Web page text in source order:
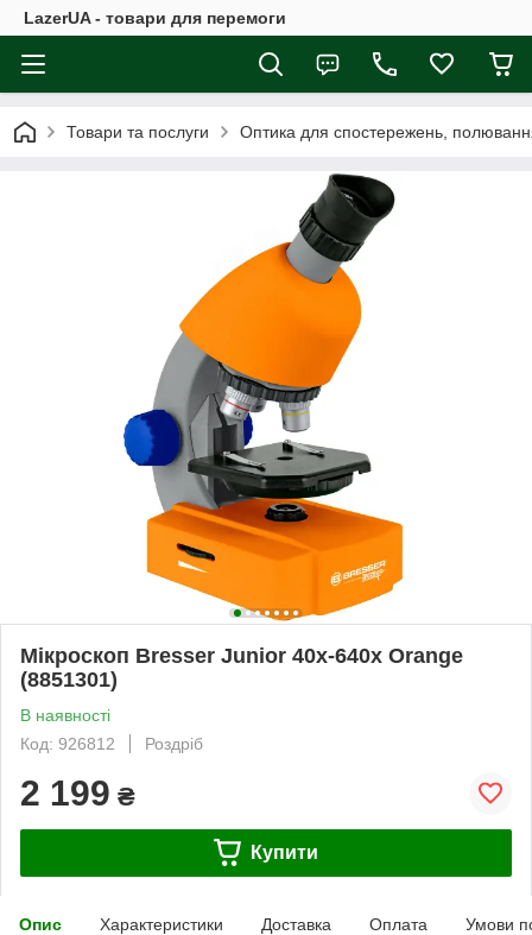
LazerUA - товари для перемоги
Товари та послуги Оптика для спостережень,
Мікроскоп Bresser Junior 40x-640x Orange
(8851301)
В наявності
Код: 926812
Роздріб
2 199 ₴
Купити
Опис Характеристики Доставка Оплата Умови